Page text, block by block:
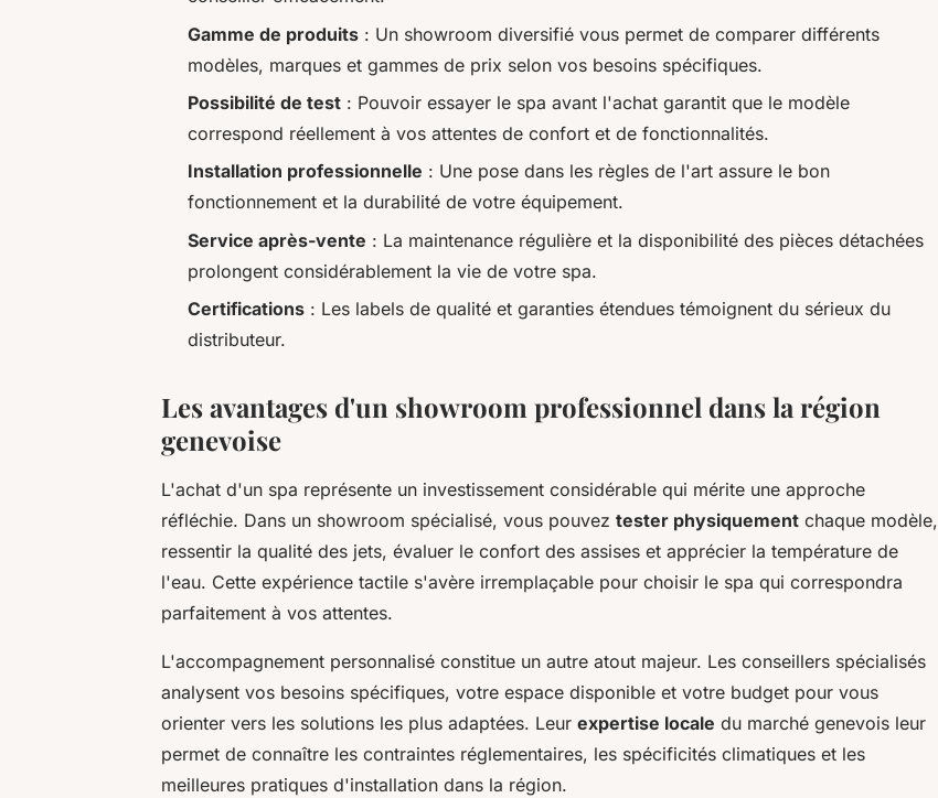
Gamme de produits : Un showroom diversifié vous permet de comparer différents
modèles, marques et gammes de prix selon vos besoins spécifiques.
Possibilité de test : Pouvoir essayer le spa avant l'achat garantit que le modèle
correspond réellement à vos attentes de confort et de fonctionnalités.
Installation professionnelle : Une pose dans les règles de l'art assure le bon
fonctionnement et la durabilité de votre équipement.
Service après-vente : La maintenance régulière et la disponibilité des pièces détachées
prolongent considérablement la vie de votre spa.
Certifications : Les labels de qualité et garanties étendues témoignent du sérieux du
distributeur.
Les avantages d'un showroom professionnel dans la région
genevoise
L'achat d'un spa représente un investissement considérable qui mérite une approche
réfléchie. Dans un showroom spécialisé, vous pouvez tester physiquement chaque modèle,
ressentir la qualité des jets, évaluer le confort des assises et apprécier la température de
l'eau. Cette expérience tactile s'avère irremplaçable pour choisir le spa qui correspondra
parfaitement à vos attentes.
L'accompagnement personnalisé constitue un autre atout majeur. Les conseillers spécialisés
analysent vos besoins spécifiques, votre espace disponible et votre budget pour vous
orienter vers les solutions les plus adaptées. Leur expertise locale du marché genevois leur
permet de connaître les contraintes réglementaires, les spécificités climatiques et les
meilleures pratiques d'installation dans la région.